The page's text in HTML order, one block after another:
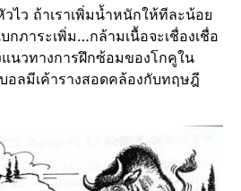
ไว ถ้าเราเพิ่มน้ำหนักให้ทีละน้อย
กภาระเพิ่ม…กล้ามเนื้อจะเชื่องเชื่อ
นวทางการฝึกซ้อมของโกคูใน
อลมีเค้ารางสอดคล้องกับทฤษฎี